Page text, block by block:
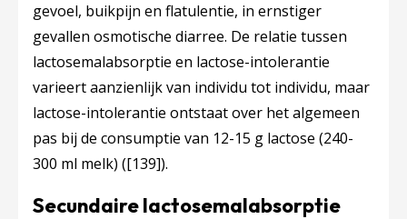
gevoel, buikpijn en flatulentie, in ernstiger
gevallen osmotische diarree. De relatie tussen
lactosemalabsorptie en lactose-intolerantie
varieert aanzienlijk van individu tot individu, maar
lactose-intolerantie ontstaat over het algemeen
pas bij de consumptie van 12-15 g lactose (240-
300 ml melk) ([139]).
Secundaire lactosemalabsorptie